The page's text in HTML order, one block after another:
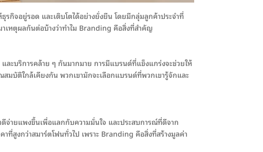
กิจอยู่รอด และเติบโตได้อย่างยั่งยืน โดยมีกลุ่มลูกค้าประจำที่
าเหตุผลกันต่อบ้างว่าทำไม Branding คือสิ่งที่สำคัญ
ะบริการคล้าย ๆ กันมากมาย การมีแบรนด์ที่แข็งแกร่งจะช่วยให้
มบัติใกล้เคียงกัน พวกเขามักจะเลือกแบรนด์ที่พวกเขารู้จักและ
จ่ายแพงขึ้นเพื่อแลกกับความมั่นใจ และประสบการณ์ที่ดีจาก
ที่สูงกว่าสมาร์ตโฟนทั่วไป เพราะ Branding คือสิ่งที่สร้างมูลค่า